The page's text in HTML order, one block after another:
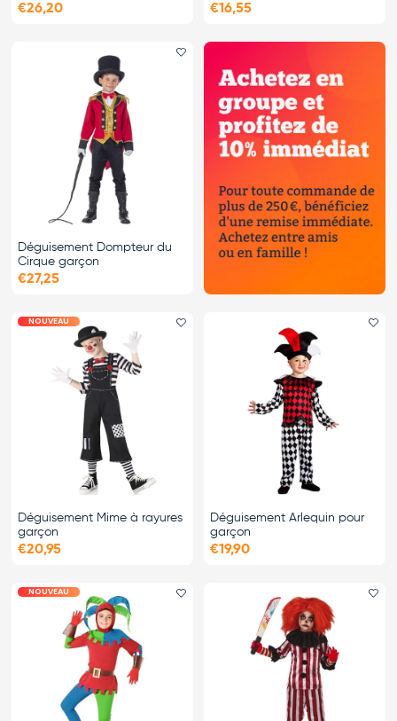
€26,20 €16,55
Déguisement Dompteur du
Cirque garçon
€27,25
NOUVEAU Ajouter le favori
Déguisement Mime à rayures
garçon
€20,95
Déguisement Arlequin pour
garçon
€19,90
NOUVEAU Ajouter le favori